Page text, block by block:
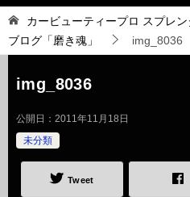
カービューティープロ スプレン
ブログ「磨き魂」
img_8036
img_8036
公開日： 2011年11月18日
未分類
Tweet